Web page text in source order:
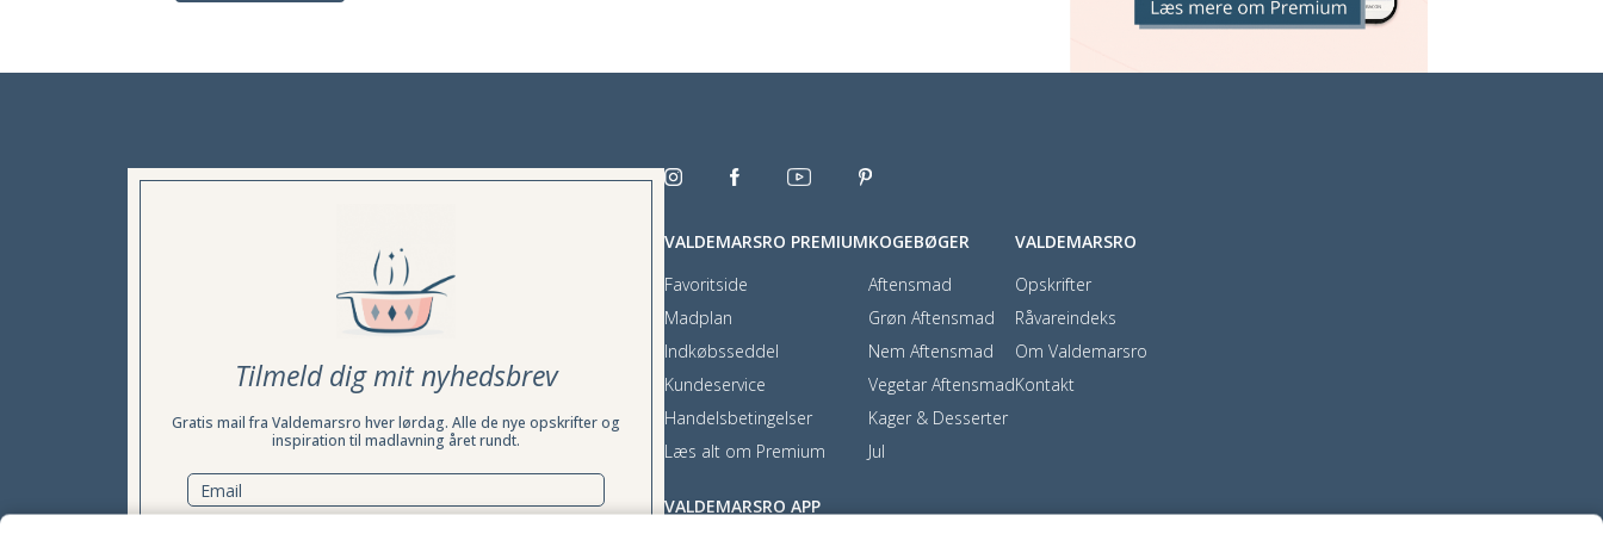
Tilmeld dig mit nyhedsbrev
Gratis mail fra Valdemarsro hver lørdag. Alle de nye opskrifter og
inspiration til madlavning året rundt.
VALDEMARSRO PREMIUM
Favoritside
Madplan
Indkøbsseddel
Kundeservice
Handelsbetingelser
Læs alt om Premium
KOGEBØGER
Aftensmad
Grøn Aftensmad
Nem Aftensmad
Vegetar Aftensmad
Kager & Desserter
Jul
VALDEMARSRO
Opskrifter
Råvareindeks
Om Valdemarsro
Kontakt
VALDEMARSRO APP